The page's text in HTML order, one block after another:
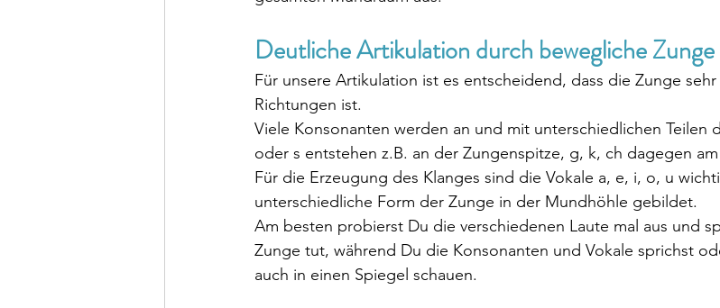
Deutliche Artikulation durch bewegliche Zunge
Für unsere Artikulation ist es entscheidend, dass die Zunge
Richtungen ist.
Viele Konsonanten werden an und mit unterschiedlichen Teilen
oder s entstehen z.B. an der Zungenspitze, g, k, ch dagegen
Für die Erzeugung des Klanges sind die Vokale a, e, i, o, u
unterschiedliche Form der Zunge in der Mundhöhle gebildet.
Am besten probierst Du die verschiedenen Laute mal aus und
Zunge tut, während Du die Konsonanten und Vokale sprichst
auch in einen Spiegel schauen.